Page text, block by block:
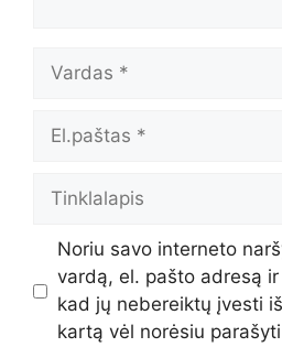
Vardas
El.paštas
Tinklalapis
Noriu savo interneto
vardą, el. pašto adresą
kad jų nebereiktų įvesti
kartą vėl norėsiu